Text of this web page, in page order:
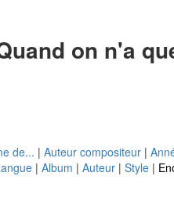
on n'a
de... | Auteur compositeur |
| Album | Auteur | Style |